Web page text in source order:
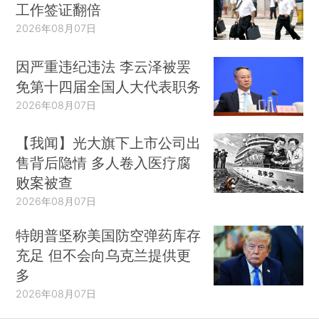
工作签证翻倍
2026年08月07日
因严重违纪违法 李云泽被罢
免第十四届全国人大代表职务
2026年08月07日
【我闻】光大旗下上市公司出
售背后隐情 多人卷入医疗腐
败案被查
2026年08月07日
特朗普坚称美国防空弹药库存
充足 但不会向乌克兰提供更
多
2026年08月07日